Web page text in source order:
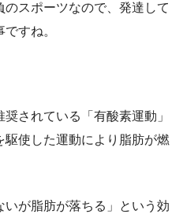
スポーツなので、発達して
すね。
されている「有酸素運動」
使した運動により脂肪が燃
が脂肪が落ちる」という効